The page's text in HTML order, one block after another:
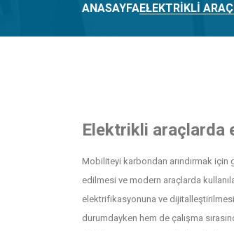
ANASAYFAELEKTRIKLI
Elektrikli araçlarda
Mobiliteyi karbondan arındırmak için
edilmesi ve modern araçlarda
elektrifikasyonuna ve
durumdayken hem de çalışma